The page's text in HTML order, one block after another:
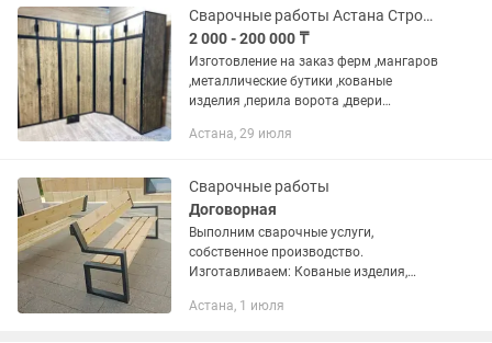
изделия,антрисоли,разделение
помещения на два...
Сварочные работы Астана Строй Мет
2 000 - 200 000 ₸
Изготовление на заказ ферм ,мангаров
,металлические бутики ,кованые
изделия ,перила ворота ,двери
обращайтесь по номеру👇ждем ваших
Астана, 29 июля
Сварочные работы
Договорная
Выполним сварочные услуги,
собственное производство.
Изготавливаем: Кованые изделия,
Решетки, Перегородки, Навесы,
Астана, 1 июля